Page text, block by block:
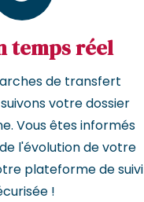
temps réel
de transfert
votre dossier
Vous êtes informés
l'évolution de votre
plateforme de suivi
!